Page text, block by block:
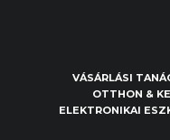
VÁSÁRLÁSI
OTTHON &
ELEKTRONIKAI